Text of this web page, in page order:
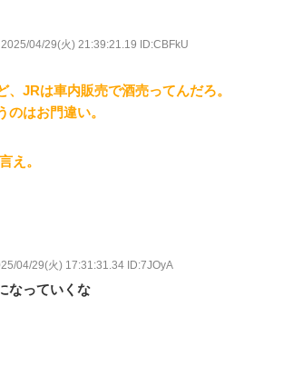
2025/04/29(火) 21:39:21.19 ID:CBFkU
、JRは車内販売で酒売ってんだろ。
のはお門違い。
え。
04/29(火) 17:31:31.34 ID:7JOyA
なっていくな